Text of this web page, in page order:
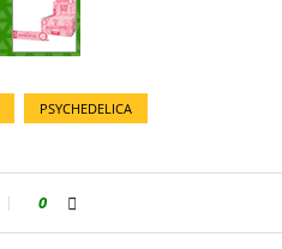
PSYCHEDELICA
0